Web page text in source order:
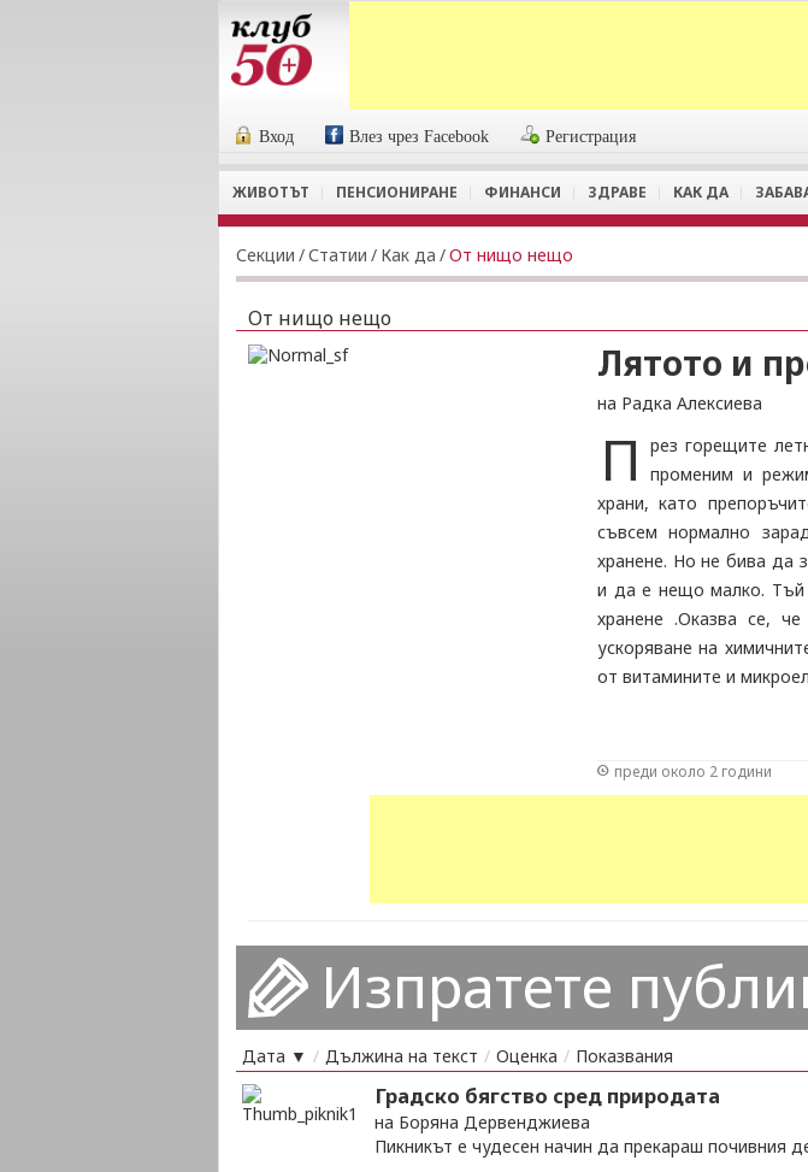
Вход Влез чрез Facebook Регистрация
ЖИВОТЪТ ПЕНСИОНИРАНЕ ФИНАНСИ ЗДРАВЕ КАК ДА
Секции /Статии / Как да /От нищо нещо
От нищо нещо
Лятото и
на Радка Алексиева
П
рез горещите
променим и
храни, като
съвсем нормално
хранене. Но не бива да
и да е нещо малко. Тъй
хранене .Оказва се,
ускоряване на
от витамините и
преди около 2 години
Изпратете
Дата ▼ / Дължина на текст / Оценка / Показвания
Градско бягство сред природата
на Боряна Дервенджиева
Пикникът е чудесен начин да прекараш почивния